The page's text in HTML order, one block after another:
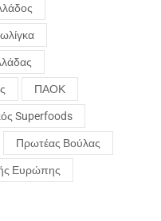
ΠΑΟΚ
Superfoods
Πρωτέας Βούλας
Ευρώπης